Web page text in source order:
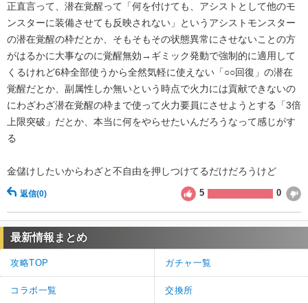
正直言って、潜在覚醒って「何を付けても、アシストとして他のモ
ンスターに装備させても反映されない」というアシストモンスター
の潜在覚醒の枠だとか、そもそもその状態異常にさせないことの方
がはるかに大事なのに覚醒無効→ギミック発動で強制的に適用して
くるけれど6枠全部使うから全然気軽に使えない「○○回復」の潜在
覚醒だとか、副属性しか無いという時点で火力には貢献できないの
にわざわざ潜在覚醒の枠まで使って火力要員にさせようとする「3倍
上限突破」だとか、本当に何をやらせたいんだろうなって感じがす
る
金儲けしたいからわざと不自由を押しつけてるだけだろうけど
返信(0) 5 0
最新情報まとめ
攻略TOP ガチャ一覧
コラボ一覧 交換所